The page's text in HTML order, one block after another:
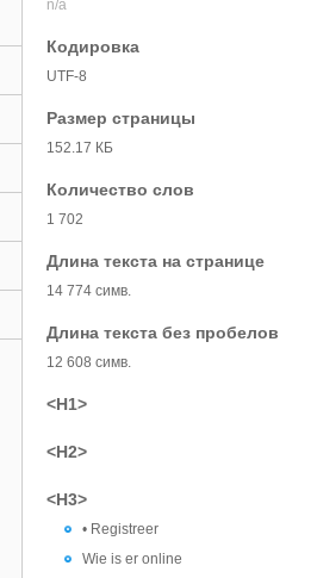
n/a
Кодировка
UTF-8
Размер страницы
152.17 КБ
Количество слов
1 702
Длина текста на странице
14 774 симв.
Длина текста без пробелов
12 608 симв.
<H1>
<H2>
<H3>
• Registreer
Wie is er online